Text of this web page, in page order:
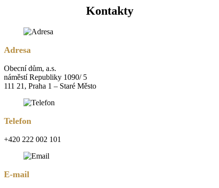
Kontakty
Adresa
Obecní dům, a.s.
náměstí Republiky 1090/ 5
111 21, Praha 1 – Staré Město
Telefon
+420 222 002 101
E-mail